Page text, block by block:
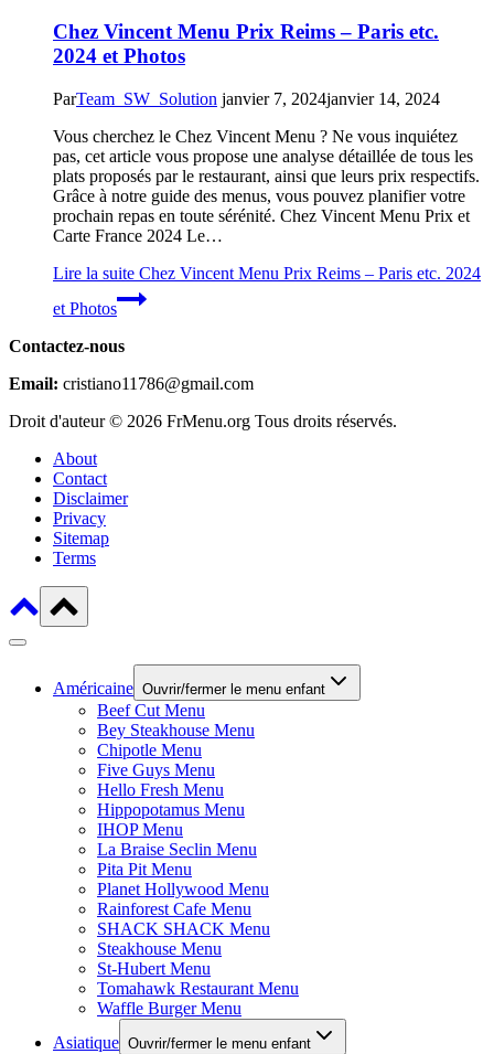
Chez Vincent Menu Prix Reims – Paris etc.
2024 et Photos
ParTeam_SW_Solution janvier 7, 2024janvier 14, 2024
Vous cherchez le Chez Vincent Menu ? Ne vous inquiétez
pas, cet article vous propose une analyse détaillée de tous les
plats proposés par le restaurant, ainsi que leurs prix respectifs.
Grâce à notre guide des menus, vous pouvez planifier votre
prochain repas en toute sérénité. Chez Vincent Menu Prix et
Carte France 2024 Le…
Lire la suite Chez Vincent Menu Prix Reims – Paris etc. 2024
et Photos
Contactez-nous
Email: cristiano11786@gmail.com
Droit d'auteur © 2026 FrMenu.org Tous droits réservés.
About
Contact
Disclaimer
Privacy
Sitemap
Terms
Américaine Ouvrir/fermer le menu enfant
Beef Cut Menu
Bey Steakhouse Menu
Chipotle Menu
Five Guys Menu
Hello Fresh Menu
Hippopotamus Menu
IHOP Menu
La Braise Seclin Menu
Pita Pit Menu
Planet Hollywood Menu
Rainforest Cafe Menu
SHACK SHACK Menu
Steakhouse Menu
St-Hubert Menu
Tomahawk Restaurant Menu
Waffle Burger Menu
Asiatique Ouvrir/fermer le menu enfant